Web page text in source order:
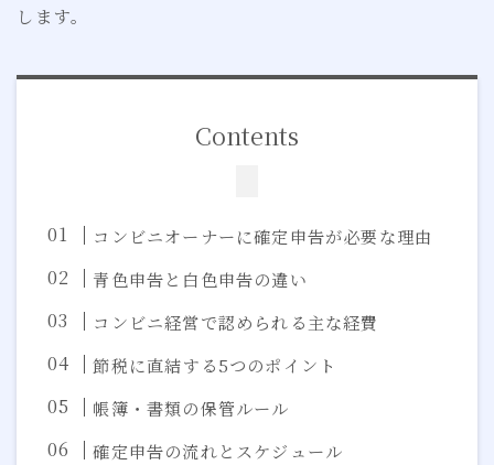
します。
Contents
コンビニオーナーに確定申告が必要な理由
青色申告と白色申告の違い
コンビニ経営で認められる主な経費
節税に直結する5つのポイント
帳簿・書類の保管ルール
確定申告の流れとスケジュール